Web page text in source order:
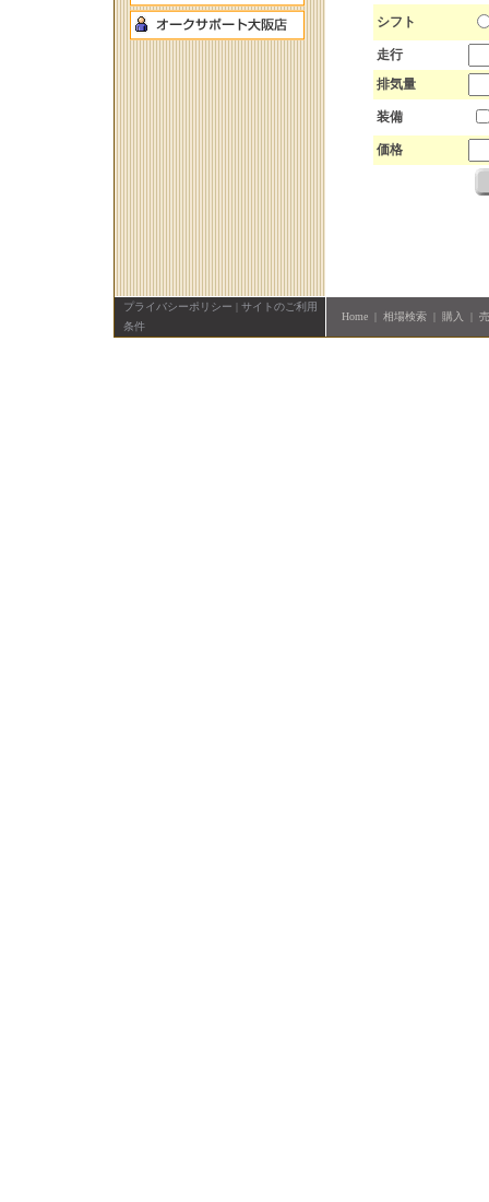
シフト
走行
排気量
装備
価格
プライバシーポリシー | サイトのご利用
条件
Home| 相場検索| 購入 |